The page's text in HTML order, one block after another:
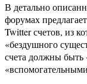
В детально
форумах
Twitter счетов, из
«бездушного
счета должны